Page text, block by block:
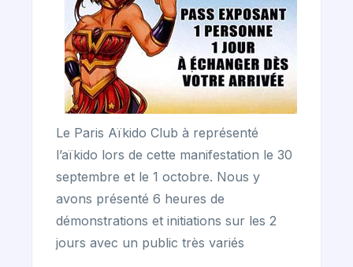
Le Paris Aïkido Club à représenté
l’aïkido lors de cette manifestation le 30
septembre et le 1 octobre. Nous y
avons présenté 6 heures de
démonstrations et initiations sur les 2
jours avec un public très variés